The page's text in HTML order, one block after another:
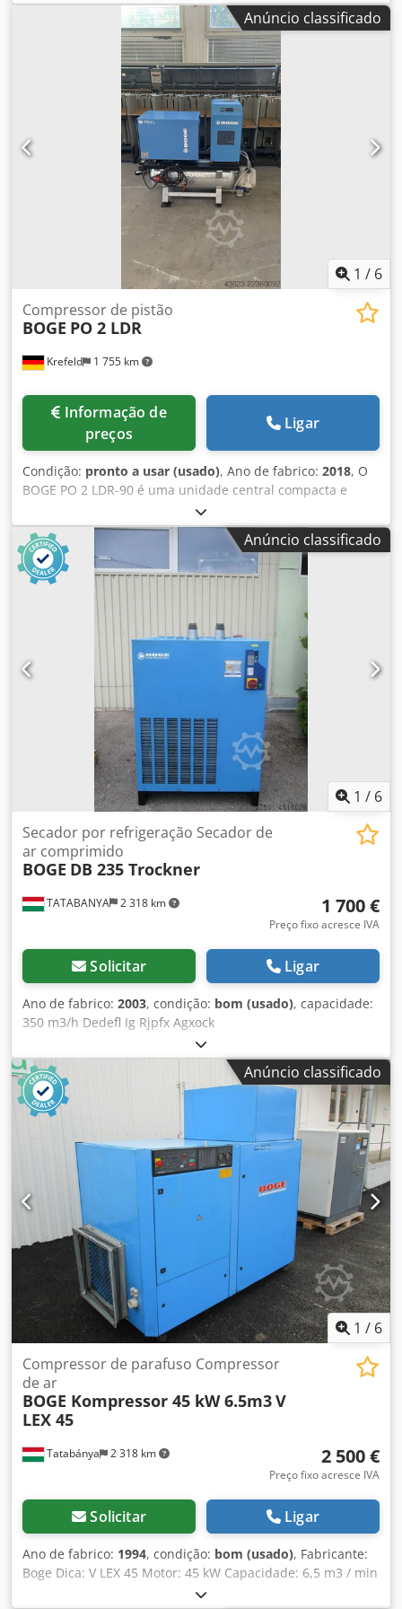
15030, Oferecemos este compressor BOGE VLED 15R-8
usado, fabricado em 1992. Dsdpozqpk Refx Agxjck
Fabricante: BOGE Modelo: VLED 15R-8 Ano de fabricação:
1992 Vazão volumétrica: 1268 m³/min Pressão final de
compressão: 13 bar Velocidade do rotor principal: 4405
min-1 Potência do motor: 15 kW Se tiver alguma questão
ou precisar de mais informações, não hesite em enviar-nos
uma mensagem ou ligar-nos.
Anúncio classificado
1 / 6
Krefeld 1 755 km
Compressor de pistão
BOGE PO 2 LDR
preços
Ligar
Condição: pronto a usar (usado), Ano de fabrico: 2018, O
BOGE PO 2 LDR-90 é uma unidade central compacta e
totalmente isenta de óleo para ar comprimido industrial,
que integra um compressor de pistão, um depósito de ar
comprimido de 90 litros e um secador por refrigeração,
ocupando o mínimo de espaço. A série PO (Pistão sem
Óleo) da BOGE foi concebida especificamente para
processamento de alimentos ou de pintura. Dcedpfxezmpa
Rs Agxsk PO: Pistão sem Óleo (compressor de pistão que
comprime o ar 100 % sem óleo). 2: Classe de
potência/potência do motor (aproximadamente 2 CV/1,5
kW). L: Disposição linear (acoplamento direto do motor e
do estágio do compressor). D: Secador (secador por
refrigeração integrado para ar comprimido seco). R:
Depósito (montado num depósito de ar comprimido). 90:
Volume do depósito de 90 litros.
Anúncio classificado
1 / 6
TATABANYA 2 318 km
Secador por refrigeração Secador de
ar comprimido
BOGE DB 235 Trockner
1 700 €
Preço fixo acresce IVA
Solicitar Ligar
Ano de fabrico: 2003, condição: bom (usado), capacidade:
350 m3/h Dedefl Ig Rjpfx Agxock
Anúncio classificado
1 / 6
Tatabánya 2 318 km
Compressor de parafuso Compressor
de ar
BOGE Kompressor 45 kW 6.5m3V
LEX 45
2 500 €
Preço fixo acresce IVA
Solicitar Ligar
Ano de fabrico: 1994, condição: bom (usado), Fabricante:
Boge Dica: V LEX 45 Motor: 45 kW Capacidade: 6,5 m3 / min